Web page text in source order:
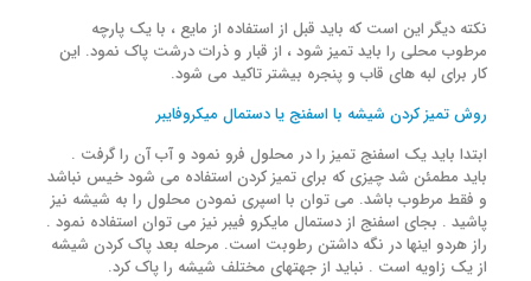
نکته دیگر این است که باید قبل از استفاده از مایع ، با یک پارچه
مرطوب محلی را باید تمیز شود ، از قبار و ذرات درشت پاک نمود. این
کار برای لبه های قاب و پنجره بیشتر تاکید می شود.
روش تمیز کردن شیشه با اسفنج یا دستمال میکروفایبر
ابتدا باید یک اسفنج تمیز را در محلول فرو نمود و آب آن را گرفت .
باید مطمئن شد چیزی که برای تمیز کردن استفاده می شود خیس نباشد
و فقط مرطوب باشد. می توان با اسپری نمودن محلول را به شیشه نیز
پاشید . بجای اسفنج از دستمال مایکرو فیبر نیز می توان استفاده نمود .
راز هردو اینها در نگه داشتن رطوبت است. مرحله بعد پاک کردن شیشه
از یک زاویه است . نباید از جهتهای مختلف شیشه را پاک کرد.